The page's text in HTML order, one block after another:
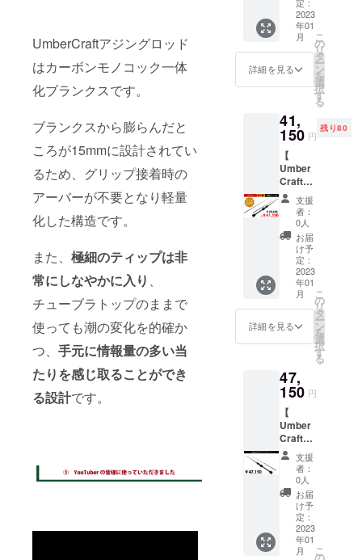
UmberCraftアジングロッド
はカーボンモノコック一体
化ブランクスです。
ブランクスから膨らんだと
ころが15mmに設計されてい
るため、グリップ接着時の
アーバーが不要となり軽量
化した構造です。
また、 極細のティップは非
常にしなやかに入り 、
チューブラトップのままで
使っても潮の変化を的確か
つ、 手元に情報量の多い当
たりを感じ取ることができ
る設計です。
内配
送、送
料込み
の価格
となっ
ており
37720
円
200名様
配送内
容
Umber
ジング
ロッ
ド 1
本 ※
一般販
売予定
価格
定価
47150
円
1セッ
ト ※国
内配
送、送
料込み
の価格
となっ
2023
年01
月
詳細を見る
こ
の
リ
タ
ー
ン
を
選
択
す
る
41,
150 円
残り80
【
Umber
Craftア
ジング
ロッド&
予備ブ
ランク
ス 】
特価
31%OF
F →
41150
円
80名様
配送内
容
Craftア
ジング
ロッ
ド 1
本
Umber
Craft予
備ブラ
ンク
ス 1本
※一般販
売予定
価格
定価
59650
支援
者：
0人
お届
け予
定：
2023
年01
月
詳細を見る
こ
の
リ
タ
ー
ン
を
選
択
す
る
47,
150 円
【
Umber
Craftア
ジング
ロッ
ド 】
通常価
格
47150
円
配送内
支援
者：
0人
お届
け予
定：
2023
年01
月
こ